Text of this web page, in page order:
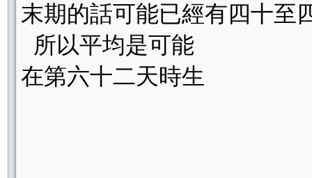
末期的話可能已經有四十
所以平均是可能
在第六十二天時生